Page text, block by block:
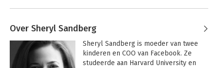
Over Sheryl Sandberg
Sheryl Sandberg is moeder van twee
kinderen en COO van Facebook. Ze
studeerde aan Harvard University en